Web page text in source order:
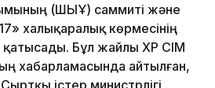
(ШЫҰ) саммиті және
халықаралық көрмесінің
Бұл жайлы ҚХР СІМ
хабарламасында айтылған,